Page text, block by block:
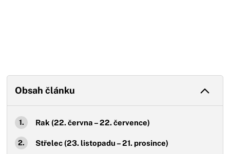
Obsah článku
Rak (22. června – 22. července)
Střelec (23. listopadu – 21. prosince)